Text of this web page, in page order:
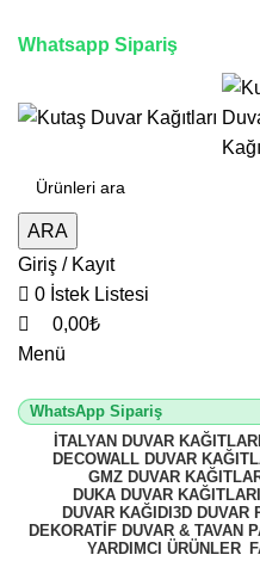
Whatsapp Sipariş
ARA
Giriş / Kayıt
0 İstek Listesi
0,00₺
Menü
WhatsApp Sipariş
İTALYAN DUVAR KAĞITLARI
DECOWALL DUVAR
GMZ DUVAR
DUKA DUVAR KAĞITLARI
DUVAR KAĞIDI 3D DUVAR
DEKORATIF DUVAR & TAVAN
YARDIMCI ÜRÜNLER